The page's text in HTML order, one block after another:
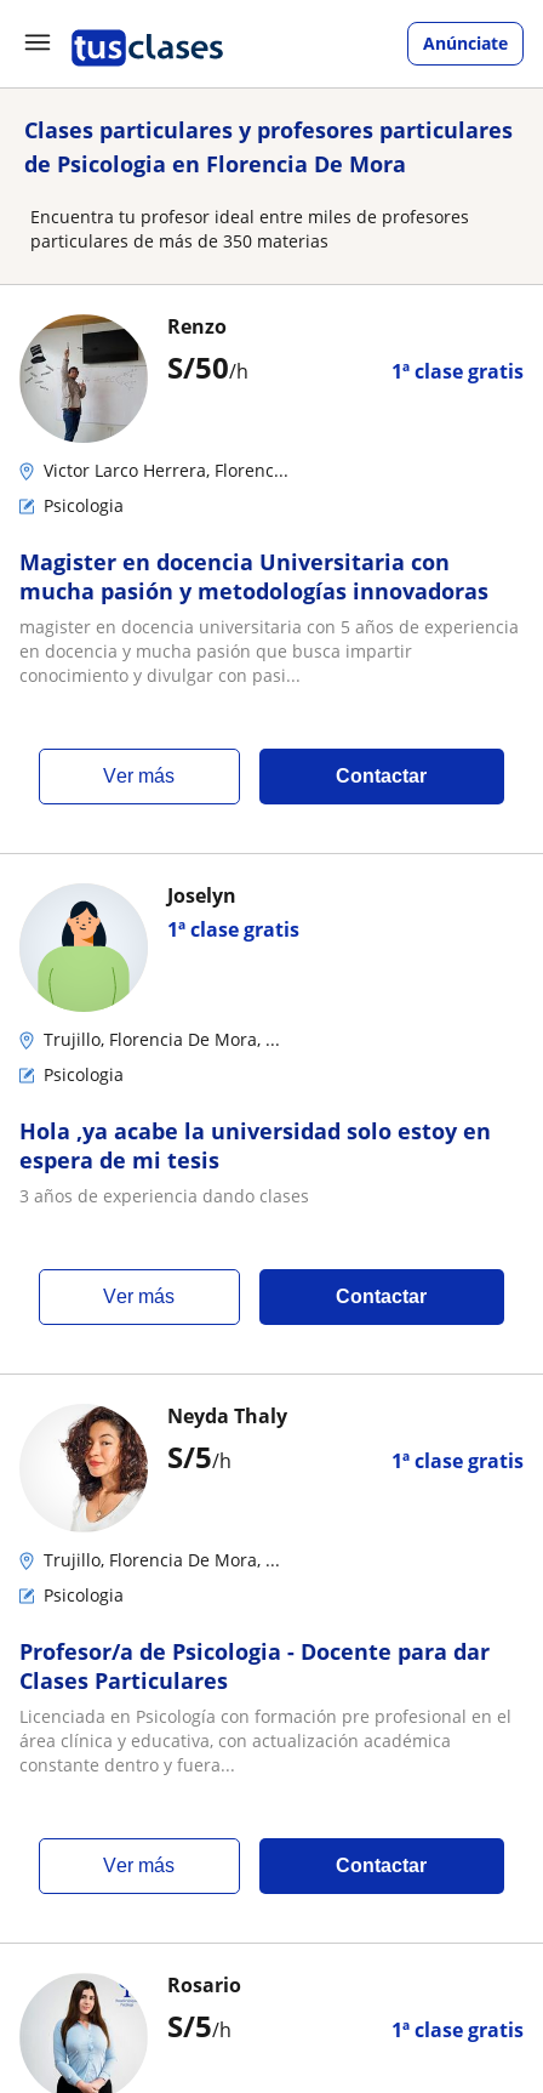
Anúnciate
Clases particulares y profesores particulares
de Psicologia en Florencia De Mora
Encuentra tu profesor ideal entre miles de profesores
particulares de más de 350 materias
S/50/h 1ª clase gratis
Renzo
Victor Larco Herrera, Florenc...
Psicologia
Magister en docencia Universitaria con
mucha pasión y metodologías innovadoras
magister en docencia universitaria con 5 años de experiencia
en docencia y mucha pasión que busca impartir
conocimiento y divulgar con pasi...
ver más Contactar
1ª clase gratis
Joselyn
Trujillo, Florencia De Mora, ...
Psicologia
Hola ,ya acabe la universidad solo estoy en
espera de mi tesis
3 años de experiencia dando clases
ver más Contactar
S/5/h 1ª clase gratis
Neyda Thaly
Trujillo, Florencia De Mora, ...
Psicologia
Profesor/a de Psicologia - Docente para dar
Clases Particulares
Licenciada en Psicología con formación pre profesional en el
área clínica y educativa, con actualización académica
constante dentro y fuera...
ver más Contactar
S/5/h 1ª clase gratis
Rosario